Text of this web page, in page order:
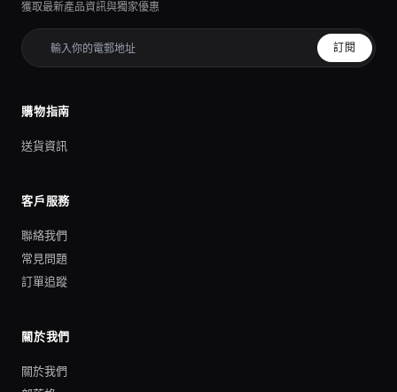
獲取最新產品資訊與獨家優惠
訂閱
購物指南
送貨資訊
客戶服務
聯絡我們
常見問題
訂單追蹤
關於我們
關於我們